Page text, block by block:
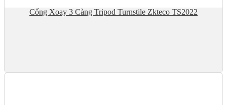
Cổng Xoay 3 Càng Tripod Turnstile Zkteco TS2022